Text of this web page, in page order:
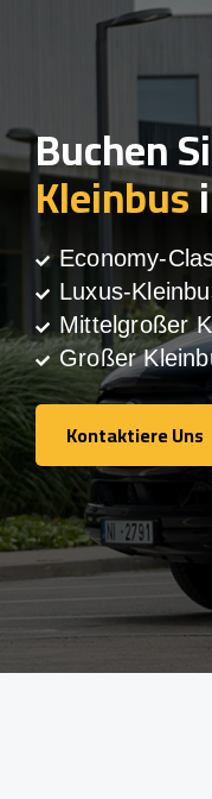
Buchen
Kleinbus
Economy-
Luxus-
Mittelgroßer
Großer
Kontaktiere Uns
Kontaktiere Uns